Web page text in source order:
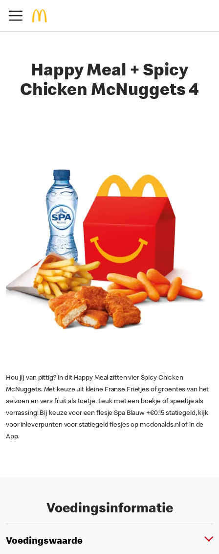
Happy Meal + Spicy
Chicken McNuggets 4
Hou jij van pittig? In dit Happy Meal zitten vier Spicy Chicken
McNuggets. Met keuze uit kleine Franse Frietjes of groentes van het
seizoen en vers fruit als toetje. Leuk met een boekje of speeltje als
verrassing! Bij keuze voor een flesje Spa Blauw +€0.15 statiegeld, kijk
voor inleverpunten voor statiegeld flesjes op mcdonalds.nl of in de
App.
Voedingsinformatie
Voedingswaarde